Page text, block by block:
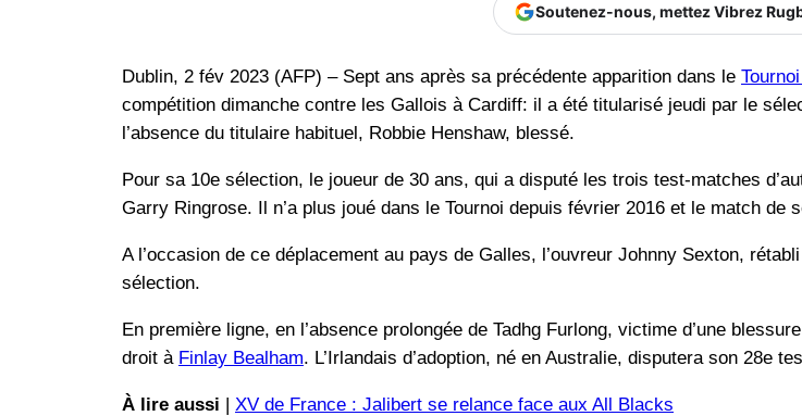
Soutenez-nous, mettez Vibrez
Dublin, 2 fév 2023 (AFP) – Sept ans après sa précédente apparition dans le
compétition dimanche contre les Gallois à Cardiff: il a été titularisé jeudi par le
l’absence du titulaire habituel, Robbie Henshaw, blessé.
Pour sa 10e sélection, le joueur de 30 ans, qui a disputé les trois test-matches
Garry Ringrose. Il n’a plus joué dans le Tournoi depuis février 2016 et le match de
A l’occasion de ce déplacement au pays de Galles, l’ouvreur Johnny Sexton,
sélection.
En première ligne, en l’absence prolongée de Tadhg Furlong, victime d’une
droit à Finlay Bealham. L’Irlandais d’adoption, né en Australie, disputera son 28e
À lire aussi | XV de France : Jalibert se relance face aux All Blacks